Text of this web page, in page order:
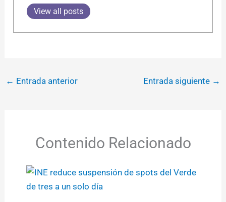
View all posts
← Entrada anterior Entrada siguiente →
Contenido Relacionado